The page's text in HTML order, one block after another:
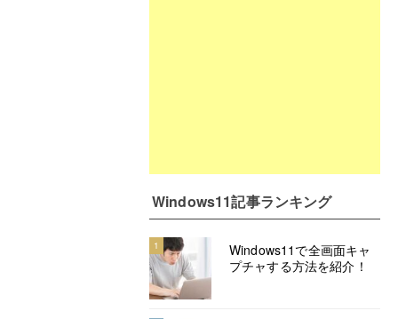
Windows11記事ランキング
1
Windows11で全画面キャ
プチャする方法を紹介！